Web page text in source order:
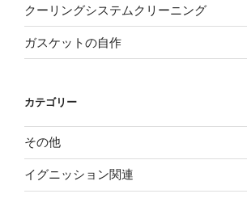
クーリングシステムクリーニング
ガスケットの自作
カテゴリー
その他
イグニッション関連